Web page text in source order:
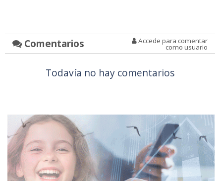
Comentarios Accede para comentar
como usuario
Todavía no hay comentarios